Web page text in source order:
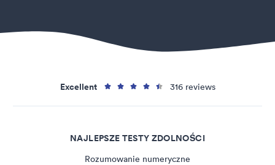
Excellent 316 reviews
NAJLEPSZE TESTY ZDOLNOŚCI
Rozumowanie numeryczne